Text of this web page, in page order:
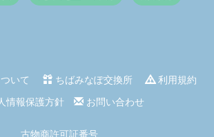
いて ちばみなぽ交換所
利用規約
情報保護方針
お問い合わせ
古物商許可証番号